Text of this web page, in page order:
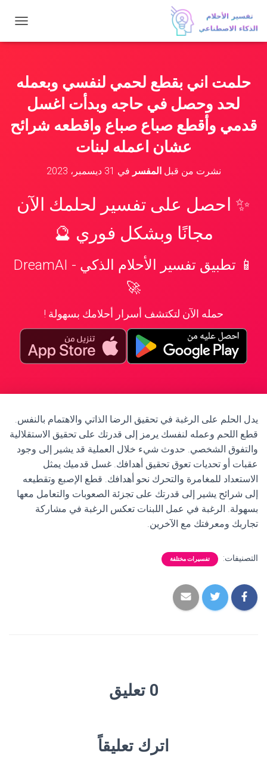
ب
ا
ن
ق
حلمت اني بقطع لحمي لنفسي وبعمله
لحد وحصل في حاجه وبدأت اغسل
قدمي وأقطع صباع صباع واقطعه شرائح
عشان اعمله لبنات
نشرت من قبلالمفسر في 31 ديسمبر، 2023
✨ احصل على تفسير لحلمك الآن
مجانًا وبشكل فوري 🔮
📱 تطبيق تفسير الأحلام الذكي - DreamAI
🚀
حمله الآن لتكتشف أسرار أحلامك بسهولة !
يدل الحلم على الرغبة في تحقيق الرضا الذاتي والاهتمام بالنفس.
قطع اللحم وعمله لنفسك يرمز إلى قدرتك على تحقيق الاستقلالية
والتفوق الشخصي. حدوث شيء خلال العملية قد يشير إلى وجود
عقبات أو تحديات تعوق تحقيق أهدافك. غسل قدميك يمثل
الاستعداد للمغامرة والتحرك نحو أهدافك. قطع الإصبع وتقطيعه
إلى شرائح يشير إلى قدرتك على تجزئة الصعوبات والتعامل معها
بسهولة. الرغبة في عمل اللبنات تعكس الرغبة في مشاركة
تجاربك ومعرفتك مع الآخرين.
التصنيفات: تفسيرات مختلفة
0 تعليق
اترك تعليقاً